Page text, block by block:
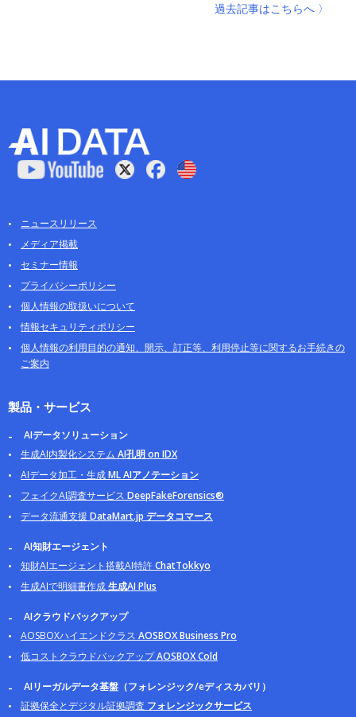
過去記事はこちらへ 〉
ニュースリリース
メディア掲載
セミナー情報
プライバシーポリシー
個人情報の取扱いについて
情報セキュリティポリシー
個人情報の利用目的の通知、開示、訂正等、利用停止等に関するお手続きの
ご案内
製品・サービス
AIデータソリューション
生成AI内製化システム AI孔明 on IDX
AIデータ加工・生成ML AIアノテーション
フェイクAI調査サービス DeepFakeForensics®
データ流通支援DataMart.jp データコマース
AI知財エージェント
知財AIエージェント搭載AI特許ChatTokkyo
生成AIで明細書作成生成AI Plus
AIクラウドバックアップ
AOSBOXハイエンドクラス AOSBOX Business Pro
低コストクラウドバックアップAOSBOX Cold
AIリーガルデータ基盤（フォレンジック/eディスカバリ）
証拠保全とデジタル証拠調査 フォレンジックサービス